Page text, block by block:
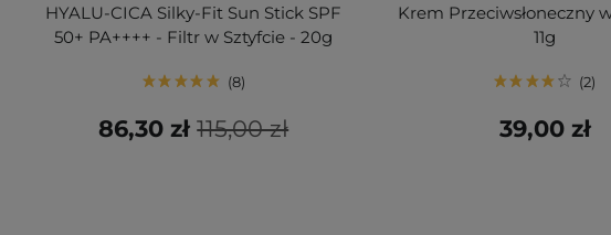
HYALU-CICA Silky-Fit Sun Stick SPF
50+ PA++++ - Filtr w Sztyfcie - 20g
8
115,00 zł
86,30 zł
Krem Przeciwsłoneczny
11g
2
39,00 zł